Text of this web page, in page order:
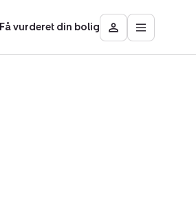
Få vurderet din bolig
Besøg
Mit
Åbn